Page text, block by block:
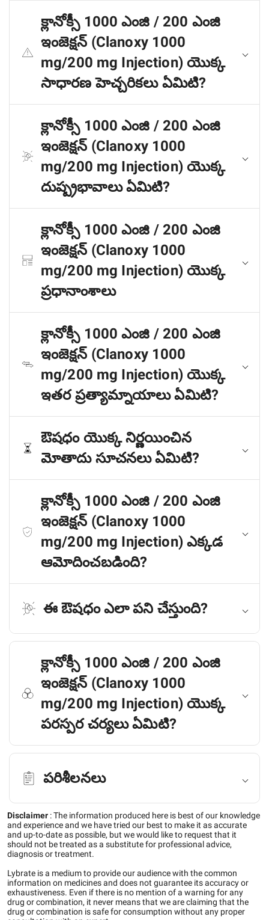
క్లానోక్సీ 1000 ఎంజి / 200 ఎంజి
ఇంజెక్షన్ (Clanoxy 1000
mg/200 mg Injection) యొక్క
సాధారణ హెచ్చరికలు ఏమిటి?
క్లానోక్సీ 1000 ఎంజి / 200 ఎంజి
ఇంజెక్షన్ (Clanoxy 1000
mg/200 mg Injection) యొక్క
దుష్ప్రభావాలు ఏమిటి?
క్లానోక్సీ 1000 ఎంజి / 200 ఎంజి
ఇంజెక్షన్ (Clanoxy 1000
mg/200 mg Injection) యొక్క
ప్రధానాంశాలు
క్లానోక్సీ 1000 ఎంజి / 200 ఎంజి
ఇంజెక్షన్ (Clanoxy 1000
mg/200 mg Injection) యొక్క
ఇతర ప్రత్యామ్నాయాలు ఏమిటి?
ఔషధం యొక్క నిర్ణయించిన
మోతాదు సూచనలు ఏమిటి?
క్లానోక్సీ 1000 ఎంజి / 200 ఎంజి
ఇంజెక్షన్ (Clanoxy 1000
mg/200 mg Injection) ఎక్కడ
ఆమోదించబడింది?
ఈ ఔషధం ఎలా పని చేస్తుంది?
క్లానోక్సీ 1000 ఎంజి / 200 ఎంజి
ఇంజెక్షన్ (Clanoxy 1000
mg/200 mg Injection) యొక్క
పరస్పర చర్యలు ఏమిటి?
పరిశీలనలు
Disclaimer :The information produced here is best of our knowledge
and experience and we have tried our best to make it as accurate
and up-to-date as possible, but we would like to request that it
should not be treated as a substitute for professional advice,
diagnosis or treatment.
Lybrate is a medium to provide our audience with the common
information on medicines and does not guarantee its accuracy or
exhaustiveness. Even if there is no mention of a warning for any
drug or combination, it never means that we are claiming that the
drug or combination is safe for consumption without any proper